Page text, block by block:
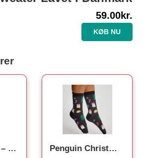
59.00kr.
KØB NU
Julekjole Sort – Børn. Penguin Christmas Socks. Julesokker